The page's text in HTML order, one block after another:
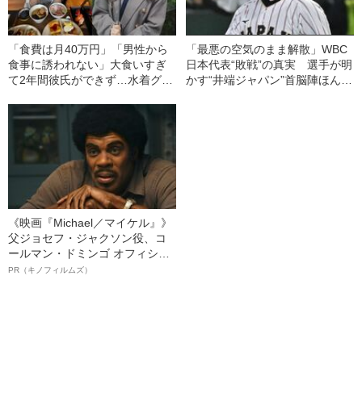
「食費は月40万円」「男性から
食事に誘われない」大食いすぎ
て2年間彼氏ができず…水着グラ
女子（24）が語る、驚愕の食生
「最悪の空気のまま解散」WBC
日本代表“敗戦”の真実 選手が明
かす“井端ジャパン”首脳陣ほんと
《映画『Michael／マイケル』》
父ジョセフ・ジャクソン役、コ
ールマン・ドミンゴ オフィシャ
ルインタビュー“観客を魅了した
PR（キノフィルムズ）